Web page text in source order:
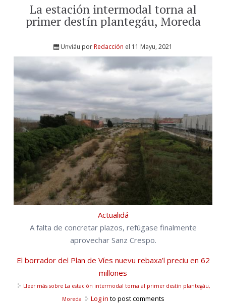
La estación intermodal torna al
primer destín plantegáu, Moreda
Unviáu porRedacción el 11 Mayu, 2021
Actualidá
A falta de concretar plazos, refúgase finalmente
aprovechar Sanz Crespo.
El borrador del Plan de Víes nuevu rebaxa’l preciu en 62
millones
Lleer más sobre La estación intermodal torna al primer destín plantegáu,
Moreda
Log in to post comments